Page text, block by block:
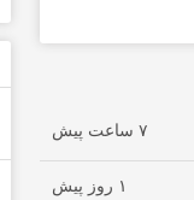
۷ ساعت پیش
۱ روز پیش